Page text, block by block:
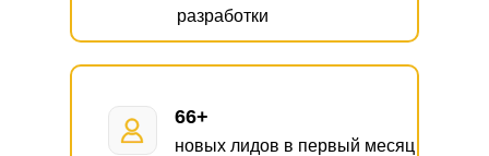
разработки
66+
новых лидов в первый месяц